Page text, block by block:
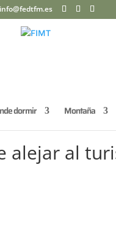
info@fedtfm.es
dormir Montaña
alejar al